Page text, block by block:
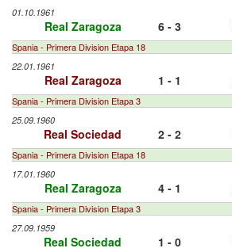
01.10.1961
Real Zaragoza 6 - 3
Spania - Primera Division Etapa 18
22.01.1961
Real Zaragoza 1 - 1
Spania - Primera Division Etapa 3
25.09.1960
Real Sociedad 2 - 2
Spania - Primera Division Etapa 18
17.01.1960
Real Zaragoza 4 - 1
Spania - Primera Division Etapa 3
27.09.1959
Real Sociedad 1 - 0